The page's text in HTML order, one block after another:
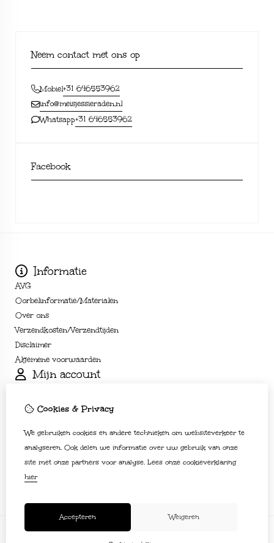
Neem contact met ons op
Mobiel+31 646553962
info@meisjessieraden.nl
Whatsapp+31 646553962
Facebook
Informatie
AVG
Oorbelinformatie/Materialen
Over ons
Verzendkosten/Verzendtijden
Disclaimer
Algemene voorwaarden
Mijn account
Bestelhistorie
Nieuwsbrief
Klantenservice
Contact
Sitemap
Cookies & Privacy
We gebruiken cookies en andere technieken om websiteverkeer te
analyseren. Ook delen we informatie over uw gebruik van onze
site met onze partners voor analyse. Lees onze cookieverklaring
hier
Accepteren Weigeren